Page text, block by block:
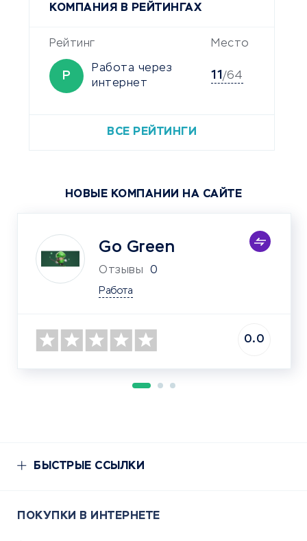
КОМПАНИЯ В РЕЙТИНГАХ
Рейтинг Место
Р
Работа через
интернет
11/64
ВСЕ РЕЙТИНГИ
НОВЫЕ КОМПАНИИ НА САЙТЕ
Go Green
Отзывы 0
Работа
0.0
БЫСТРЫЕ ССЫЛКИ
ПОКУПКИ В ИНТЕРНЕТЕ